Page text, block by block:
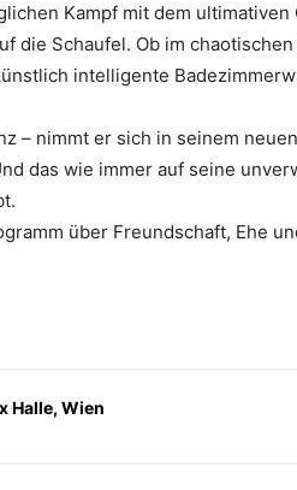
Kampf mit dem ultimativen
die Schaufel. Ob im
intelligente
– nimmt er sich in seinem
das wie immer auf seine
über Freundschaft, Ehe
Halle, Wien